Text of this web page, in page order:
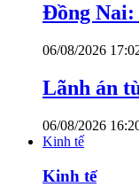
Đồng Nai:
06/08/2026
Lãnh án
06/08/2026
Kinh tế
Kinh tế